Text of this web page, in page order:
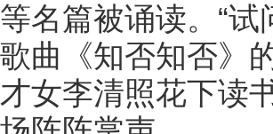
等名篇被诵读。“
歌曲《知否知否》
才女李清照花下读